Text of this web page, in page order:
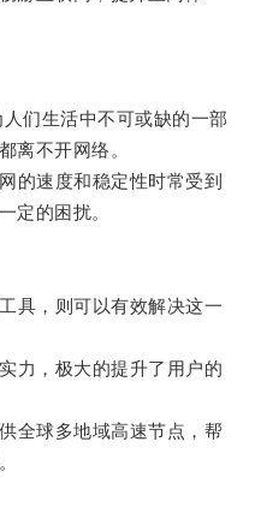
们生活中不可或缺的一部
离不开网络。
速度和稳定性时常受到
定的困扰。
，则可以有效解决这一
，极大的提升了用户的
球多地域高速节点，帮